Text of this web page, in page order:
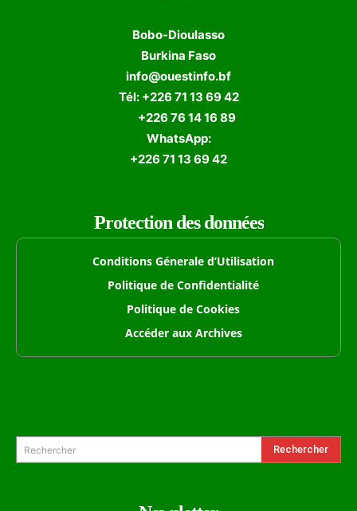
Bobo-Dioulasso
Burkina Faso
info@ouestinfo.bf
Tél: +226 71 13 69 42
+226 76 14 16 89
WhatsApp:
+226 71 13 69 42
Protection des données
Conditions Génerale d’Utilisation
Politique de Confidentialité
Politique de Cookies
Accéder aux Archives
Rechercher Rechercher